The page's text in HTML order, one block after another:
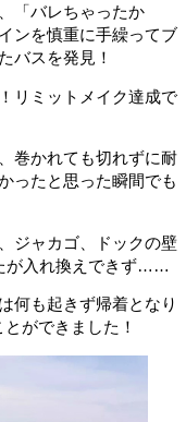
「バレちゃったか
ンを慎重に手繰ってブ
バスを発見！
リミットメイク達成で
巻かれても切れずに耐
ったと思った瞬間でも
ジャカゴ、ドックの壁
が入れ換えできず……
何も起きず帰着となり
ができました！